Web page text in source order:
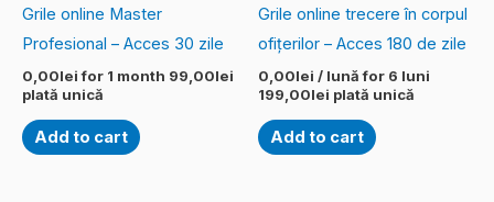
Grile online Master
Profesional – Acces 30 zile
0,00lei for 1 month 99,00lei
plată unică
Add to cart
Grile online trecere în corpul
ofițerilor – Acces 180 de zile
0,00lei / lună for 6 luni
199,00lei plată unică
Add to cart